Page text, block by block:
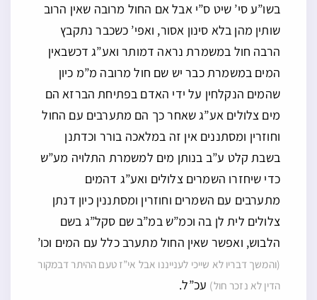
בשו”ע סי’ שיט ס”י אבל אם החול מרובה שאין הרוב
שותין מהן בלא סינון אסור, ואפי’ כשכבר נתקבץ
הרבה חול במשמרת נראה דמותר ואע”ג דכשבאין
המים במשמרת כבר יש שם חול מרובה מ”מ כיון
שהמים הנקלחין על ידי האדם בפתיחת הברזא הם
מים צלולים אע”ג שאחר כך הם מתערבים עם החול
וחוזרין ומסתננים אין זה במלאכה בורר וכדתנן
בשבת קלט ע”ב בנותן מים למשמרת התלויה מע”ש
כדי שיחזרו השמרים צלולים ואע”ג דהמים
מתערבים עם השמרים וחוזרין ומסתננין כיון דנתן
צלולים לית לן בה וכמ”ש במ”ב שם סקל”ג בשם
הלבוש, ואפשר שאין החול מתערב כלל עם המים וכו’
(והמשך דבריו לא שייכי לענייננו אבל אי”ז טעם ההיתר דבמקור
הדין לא נזכר חול) עכ”ל.